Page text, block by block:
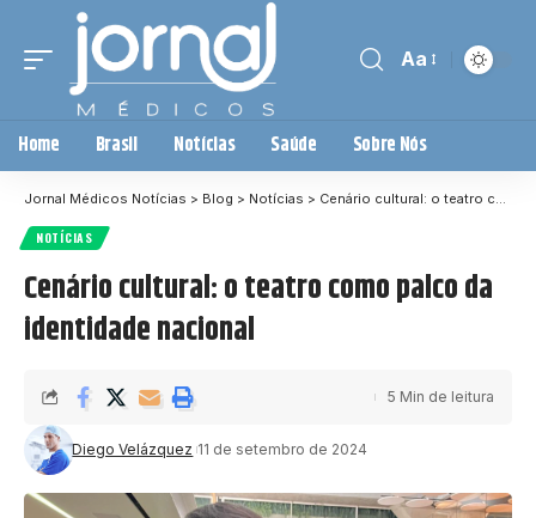
Aa
Home Brasil Notícias Saúde Sobre Nós
Jornal Médicos Notícias > Blog > Notícias > Cenário cultural: o teatro como palco da identidade nacional
NOTÍCIAS
Cenário cultural: o teatro como palco da
identidade nacional
Diego Velázquez 11 de setembro de 2024
5 Min de leitura